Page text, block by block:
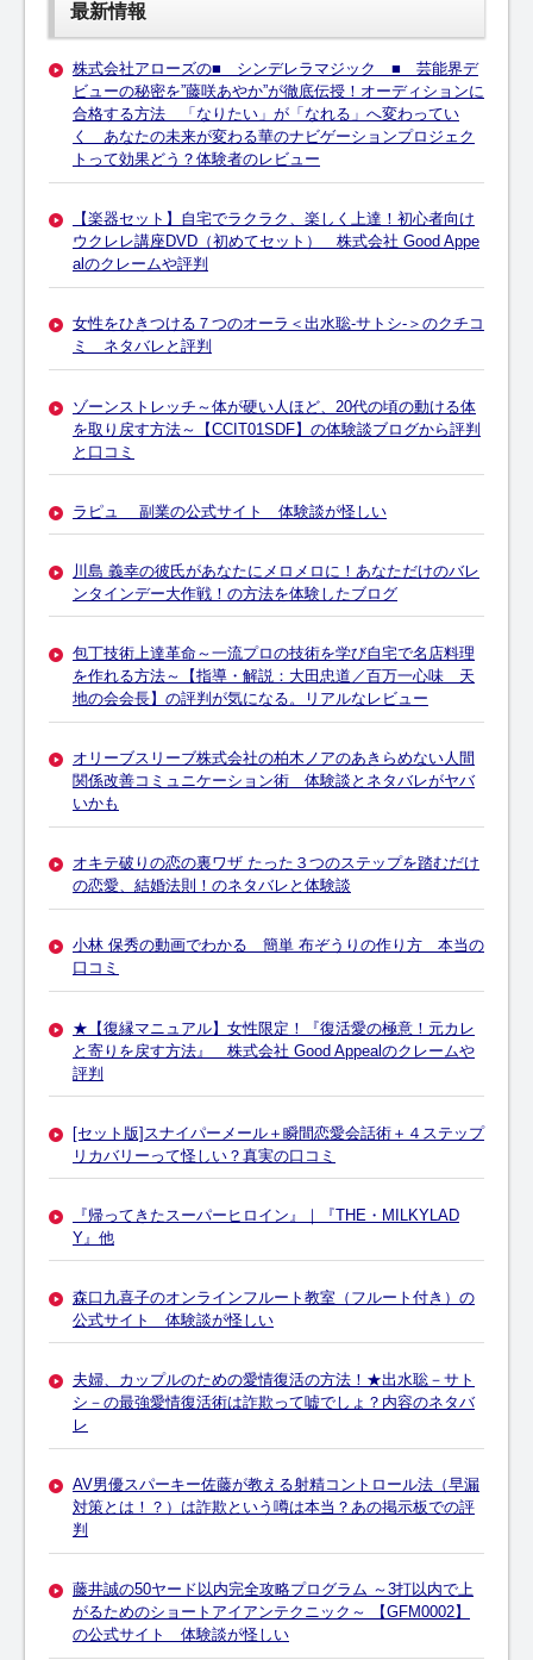
最新情報
株式会社アローズの■ シンデレラマジック ■ 芸能界デ
ビューの秘密を”藤咲あやか”が徹底伝授！オーディションに
合格する方法 「なりたい」が「なれる」へ変わってい
く あなたの未来が変わる華のナビゲーションプロジェク
トって効果どう？体験者のレビュー
【楽器セット】自宅でラクラク、楽しく上達！初心者向け
ウクレレ講座DVD（初めてセット） 株式会社 Good Appe
alのクレームや評判
女性をひきつける７つのオーラ＜出水聡-サトシ-＞のクチコ
ミ ネタバレと評判
ゾーンストレッチ～体が硬い人ほど、20代の頃の動ける体
を取り戻す方法～【CCIT01SDF】の体験談ブログから評判
と口コミ
ラピュ 副業の公式サイト 体験談が怪しい
川島 義幸の彼氏があなたにメロメロに！あなただけのバレ
ンタインデー大作戦！の方法を体験したブログ
包丁技術上達革命～一流プロの技術を学び自宅で名店料理
を作れる方法～【指導・解説：大田忠道／百万一心味 天
地の会会長】の評判が気になる。リアルなレビュー
オリーブスリーブ株式会社の柏木ノアのあきらめない人間
関係改善コミュニケーション術 体験談とネタバレがヤバ
いかも
オキテ破りの恋の裏ワザ たった３つのステップを踏むだけ
の恋愛、結婚法則！のネタバレと体験談
小林 保秀の動画でわかる 簡単 布ぞうりの作り方 本当の
口コミ
★【復縁マニュアル】女性限定！『復活愛の極意！元カレ
と寄りを戻す方法』 株式会社 Good Appealのクレームや
評判
[セット版]スナイパーメール＋瞬間恋愛会話術＋４ステップ
リカバリーって怪しい？真実の口コミ
『帰ってきたスーパーヒロイン』｜『THE・MILKYLAD
Y』他
森口九喜子のオンラインフルート教室（フルート付き）の
公式サイト 体験談が怪しい
夫婦、カップルのための愛情復活の方法！★出水聡－サト
シ－の最強愛情復活術は詐欺って嘘でしょ？内容のネタバ
レ
AV男優スパーキー佐藤が教える射精コントロール法（早漏
対策とは！？）は詐欺という噂は本当？あの掲示板での評
判
藤井誠の50ヤード以内完全攻略プログラム ～3打以内で上
がるためのショートアイアンテクニック～ 【GFM0002】
の公式サイト 体験談が怪しい